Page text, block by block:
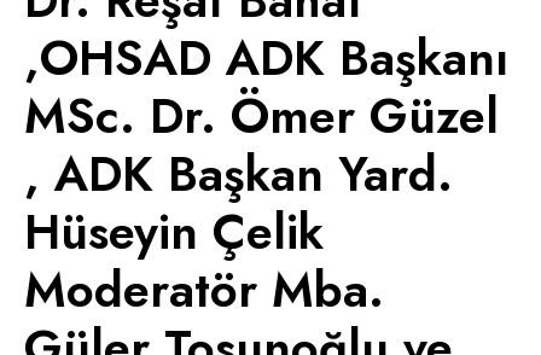
,OHSAD ADK Başkanı
MSc. Dr. Ömer Güzel
, ADK Başkan Yard.
Hüseyin Çelik
Moderatör Mba.